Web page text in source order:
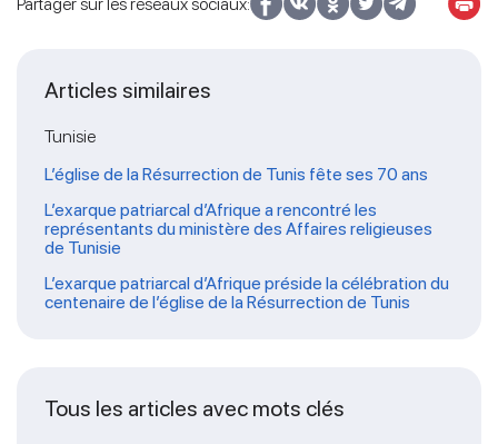
Partager sur les réseaux sociaux:
Articles similaires
Tunisie
L’église de la Résurrection de Tunis fête ses 70 ans
L’exarque patriarcal d’Afrique a rencontré les
représentants du ministère des Affaires religieuses
de Tunisie
L’exarque patriarcal d’Afrique préside la célébration du
centenaire de l’église de la Résurrection de Tunis
Tous les articles avec mots clés